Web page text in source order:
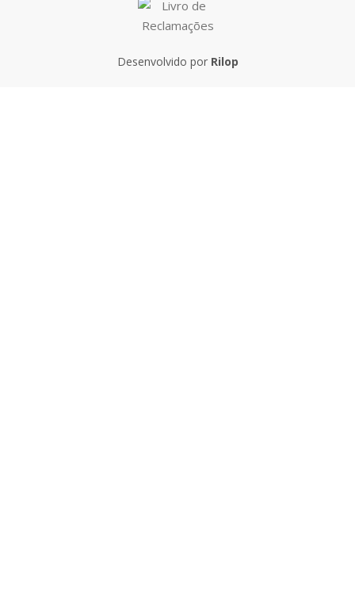
Desenvolvido por Rilop